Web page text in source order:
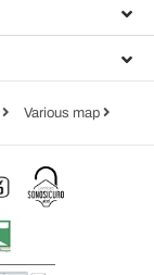
Various map